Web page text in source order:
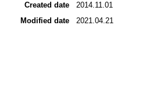
Created date
2014.11.01
Modified date
2021.04.21